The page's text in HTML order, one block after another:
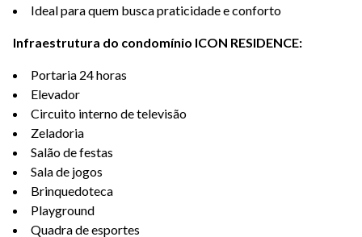
Ideal para quem busca praticidade e conforto
Infraestrutura do condomínio ICON RESIDENCE:
Portaria 24 horas
Elevador
Circuito interno de televisão
Zeladoria
Salão de festas
Sala de jogos
Brinquedoteca
Playground
Quadra de esportes